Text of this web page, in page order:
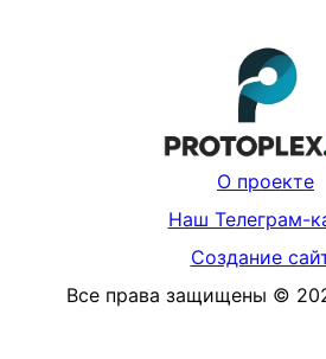
О проекте
Наш Телеграм-
Создание
Все права защищены ©